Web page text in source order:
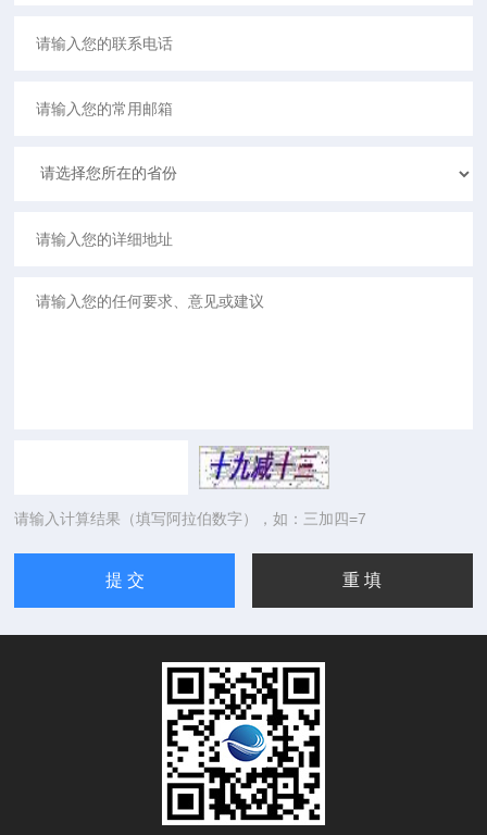
请输入计算结果（填写阿拉伯数字），如：三加四=7